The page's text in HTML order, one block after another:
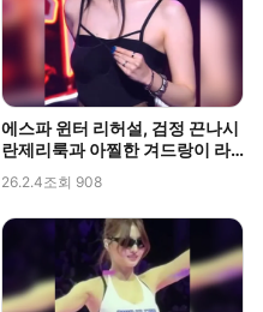
에스파 윈터 리허설, 검정 끈나시
란제리룩과 아찔한 겨드랑이 라
26.2.4조회 908